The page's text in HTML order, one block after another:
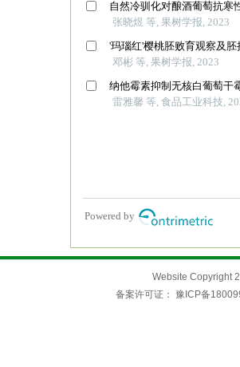
Website Copyright
备案许可证： 豫ICP备